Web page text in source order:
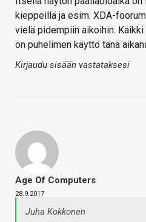
kieppeillä ja esim. XDA-
vielä pidempiin aikoihin.
on puhelimen käyttö tänä
Kirjaudu sisään vastataksesi
Age Of Computers
28.9.2017
Juha Kokkonen